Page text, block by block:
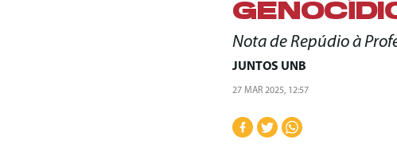
Nota de Repúdio à
JUNTOS UNB
27 MAR 2025, 12:57